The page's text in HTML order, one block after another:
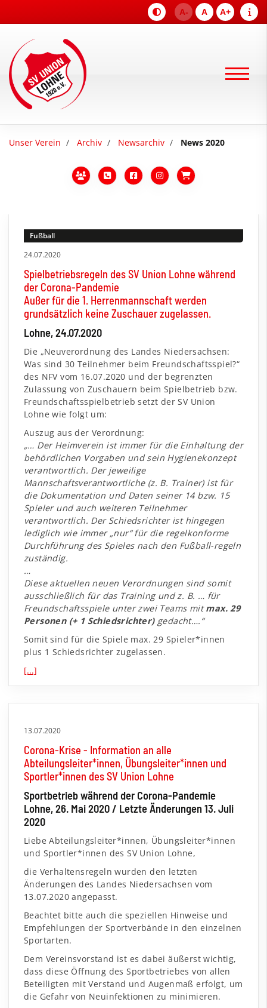
A- A A+
Unser Verein Archiv Newsarchiv News 2020
Fußball
24.07.2020
Spielbetriebsregeln des SV Union Lohne während
der Corona-Pandemie
Außer für die 1. Herrenmannschaft werden
grundsätzlich keine Zuschauer zugelassen.
Lohne, 24.07.2020
Die „Neuverordnung des Landes Niedersachsen:
Was sind 30 Teilnehmer beim Freundschaftsspiel?“
des NFV vom 16.07.2020 und der begrenzten
Zulassung von Zuschauern beim Spielbetrieb bzw.
Freundschaftsspielbetrieb setzt der SV Union
Lohne wie folgt um:
Auszug aus der Verordnung:
„… Der Heimverein ist immer für die Einhaltung der
behördlichen Vorgaben und sein Hygienekonzept
verantwortlich. Der jeweilige
Mannschaftsverantwortliche (z. B. Trainer) ist für
die Dokumentation und Daten seiner 14 bzw. 15
Spieler und auch weiteren Teilnehmer
verantwortlich. Der Schiedsrichter ist hingegen
lediglich wie immer „nur“ für die regelkonforme
Durchführung des Spieles nach den Fußball-regeln
zuständig.
…
Diese aktuellen neuen Verordnungen sind somit
ausschließlich für das Training und z. B. … für
Freundschaftsspiele unter zwei Teams mitmax. 29
Personen (+ 1 Schiedsrichter) gedacht….“
Somit sind für die Spiele max. 29 Spieler*innen
plus 1 Schiedsrichter zugelassen.
[...]
13.07.2020
Corona-Krise - Information an alle
Abteilungsleiter*innen, Übungsleiter*innen und
Sportler*innen des SV Union Lohne
Sportbetrieb während der Corona-Pandemie
Lohne, 26. Mai 2020 / Letzte Änderungen 13. Juli
2020
Liebe Abteilungsleiter*innen, Übungsleiter*innen
und Sportler*innen des SV Union Lohne,
die Verhaltensregeln wurden den letzten
Änderungen des Landes Niedersachsen vom
13.07.2020 angepasst.
Beachtet bitte auch die speziellen Hinweise und
Empfehlungen der Sportverbände in den einzelnen
Sportarten.
Dem Vereinsvorstand ist es dabei äußerst wichtig,
dass diese Öffnung des Sportbetriebes von allen
Beteiligten mit Verstand und Augenmaß erfolgt, um
die Gefahr von Neuinfektionen zu minimieren.